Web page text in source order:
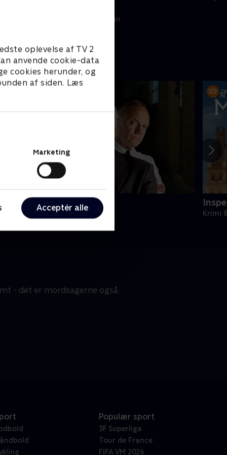
oplevelse af TV 2
anvende cookie-data
cookies herunder, og
af siden. Læs
Marketing
Acceptér alle
11. juni 2025 • 59 min
En sag for Frost
& Spænding • 9 sæsoner Krimi
- det er mordsagerne også.
Populær sport
3F Superliga
Tour de France
FIFA VM 2026